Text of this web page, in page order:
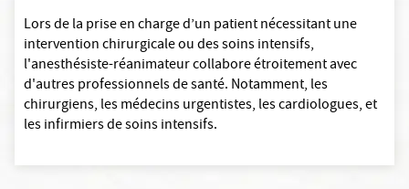
Lors de la prise en charge d’un patient nécessitant une
intervention chirurgicale ou des soins intensifs,
l'anesthésiste-réanimateur collabore étroitement avec
d'autres professionnels de santé. Notamment, les
chirurgiens, les médecins urgentistes, les cardiologues, et
les infirmiers de soins intensifs.